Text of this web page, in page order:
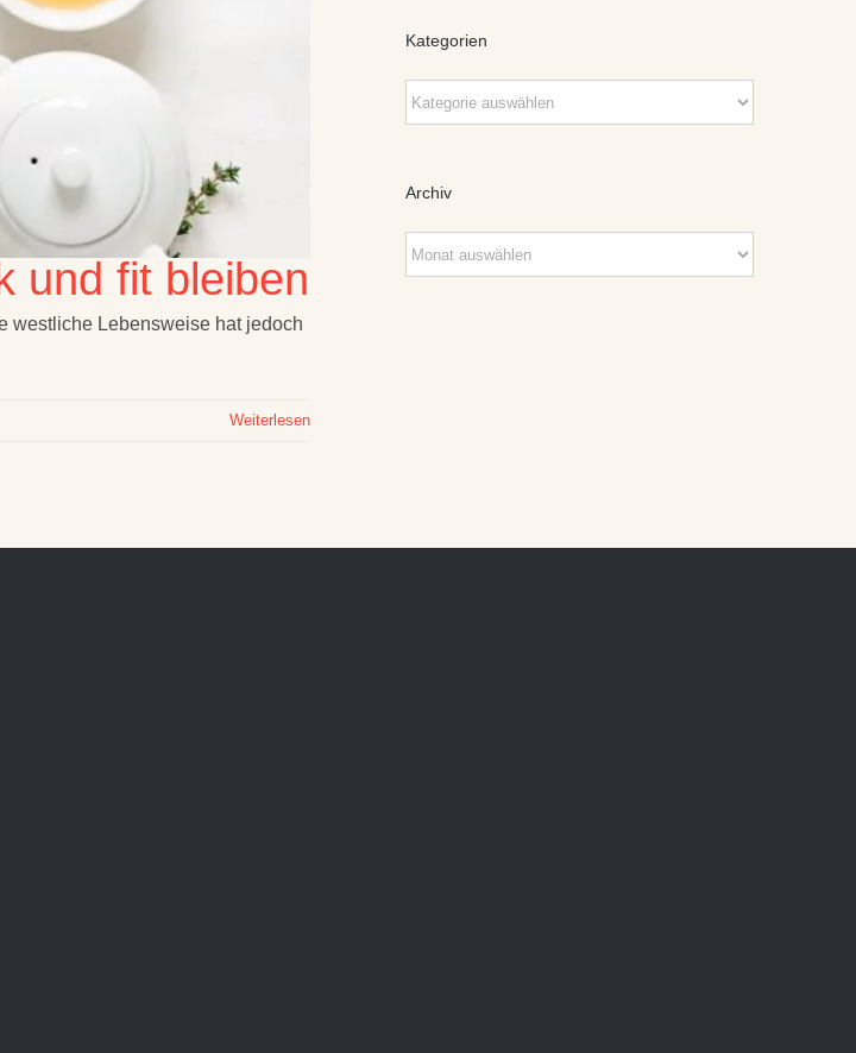
und fit bleiben
westliche Lebensweise hat jedoch
Weiterlesen
Kategorien
Kategorien
Archiv
Archiv